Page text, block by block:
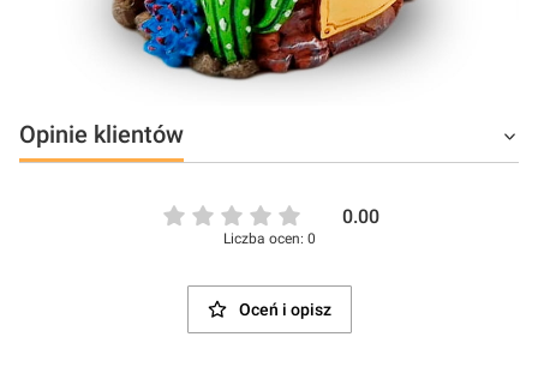
Opinie klientów
0.00
Liczba ocen: 0
Oceń i opisz